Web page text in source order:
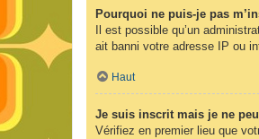
Pourquoi ne puis-je pas
Il est possible qu’un
ait banni votre adresse IP ou
Haut
Je suis inscrit mais je ne
Vérifiez en premier lieu que